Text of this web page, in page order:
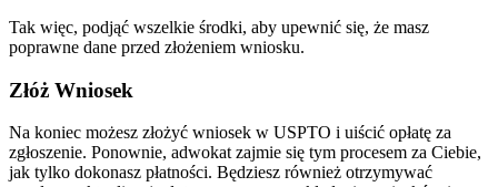
Tak więc, podjąć wszelkie środki, aby upewnić się, że masz
poprawne dane przed złożeniem wniosku.
Złóż Wniosek
Na koniec możesz złożyć wniosek w USPTO i uiścić opłatę za
zgłoszenie. Ponownie, adwokat zajmie się tym procesem za Ciebie,
jak tylko dokonasz płatności. Będziesz również otrzymywać